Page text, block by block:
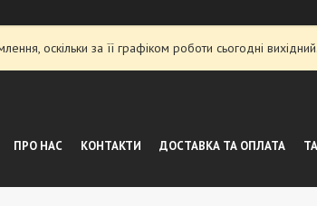
оскільки за її графіком роботи сьогодні
ПРО НАС КОНТАКТИ ДОСТАВКА ТА ОПЛАТА